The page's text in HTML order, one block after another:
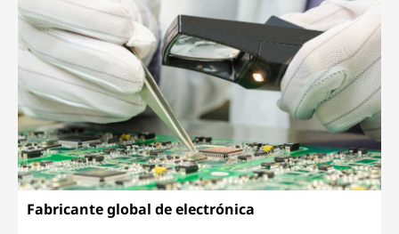
Fabricante global de electrónica